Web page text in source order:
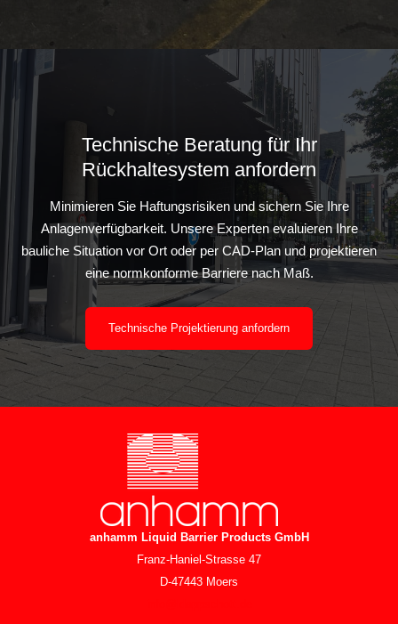
Technische Beratung für Ihr
Rückhaltesystem anfordern
Minimieren Sie Haftungsrisiken und sichern Sie Ihre
Anlagenverfügbarkeit. Unsere Experten evaluieren Ihre
bauliche Situation vor Ort oder per CAD-Plan und projektieren
eine normkonforme Barriere nach Maß.
Technische Projektierung anfordern
anhamm Liquid Barrier Products GmbH
Franz-Haniel-Strasse 47
D-47443 Moers